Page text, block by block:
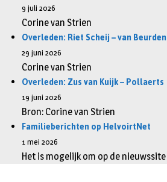
9 juli 2026
Corine van Strien
Overleden: Riet Scheij – van Beurden
29 juni 2026
Corine van Strien
Overleden: Zus van Kuijk – Pollaerts
19 juni 2026
Bron: Corine van Strien
Familieberichten op HelvoirtNet
1 mei 2026
Het is mogelijk om op de